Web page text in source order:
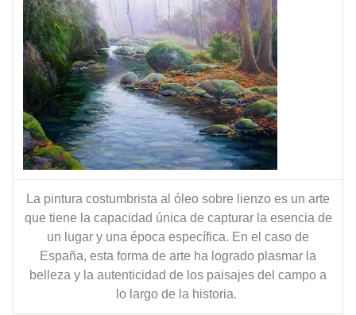
La pintura costumbrista al óleo sobre lienzo es un arte
que tiene la capacidad única de capturar la esencia de
un lugar y una época específica. En el caso de
España, esta forma de arte ha logrado plasmar la
belleza y la autenticidad de los paisajes del campo a
lo largo de la historia.